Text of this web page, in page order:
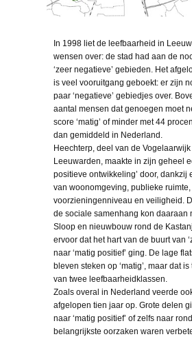
In 1998 liet de leefbaarheid in
wensen over: de stad had aan de
‘zeer negatieve’ gebieden. Het
is veel vooruitgang geboekt: er zijn
paar ‘negatieve’ gebiedjes over.
aantal mensen dat genoegen moet
score ‘matig’ of minder met 44
dan gemiddeld in Nederland.
Heechterp, deel van de Vogelaarwijk
Leeuwarden, maakte in zijn geheel
positieve ontwikkeling’ door, dankzij
van woonomgeving, publieke ruimte,
voorzieningenniveau en veiligheid.
de sociale samenhang kon daaraan
Sloop en nieuwbouw rond de
ervoor dat het hart van de buurt van
naar ‘matig positief’ ging. De lage
bleven steken op ‘matig’, maar dat
van twee leefbaarheidklassen.
Zoals overal in Nederland veerde
afgelopen tien jaar op. Grote delen
naar ‘matig positief’ of zelfs naar
belangrijkste oorzaken waren